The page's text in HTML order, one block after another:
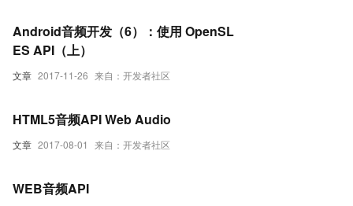
文章 2017-11-26 来自：开发者社区
Android音频开发（6）：使用 OpenSL
ES API（上）
文章 2017-08-01 来自：开发者社区
HTML5音频API Web Audio
WEB音频API